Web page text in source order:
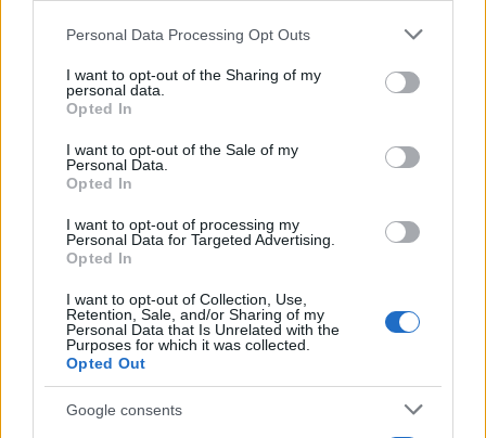
Please note that this website/app uses one or more Google
not limited to your visit or usage behaviour. You may click to
grant or deny consent to Google and its third-party tags to
use your data for below specified purposes in below Google
consent section.
Personal Data Processing Opt Outs
I want to opt-out of the Sharing of my
personal data.
Opted In
I want to opt-out of the Sale of my
Personal Data.
Opted In
I want to opt-out of processing my
Personal Data for Targeted Advertising.
Opted In
I want to opt-out of Collection, Use,
Retention, Sale, and/or Sharing of my
Personal Data that Is Unrelated with the
Purposes for which it was collected.
Opted Out
Google consents
Mario Malu
Martina Agostina Diturco
I nostri cari
I nostri cari